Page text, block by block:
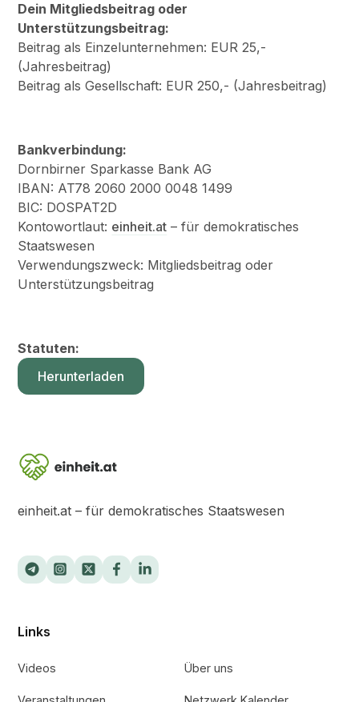
Dein Mitgliedsbeitrag oder
Unterstützungsbeitrag:
Beitrag als Einzelunternehmen: EUR 25,-
(Jahresbeitrag)
Beitrag als Gesellschaft: EUR 250,- (Jahresbeitrag)
Bankverbindung:
Dornbirner Sparkasse Bank AG
IBAN: AT78 2060 2000 0048 1499
BIC: DOSPAT2D
Kontowortlaut: einheit.at – für demokratisches
Staatswesen
Verwendungszweck: Mitgliedsbeitrag oder
Unterstützungsbeitrag
Statuten:
Herunterladen
einheit.at – für demokratisches Staatswesen
Links
Videos Über uns